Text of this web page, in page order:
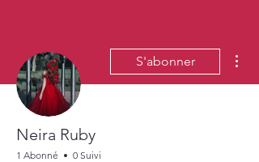
S'abonner
Neira Ruby
1 Abonné 0 Suivi